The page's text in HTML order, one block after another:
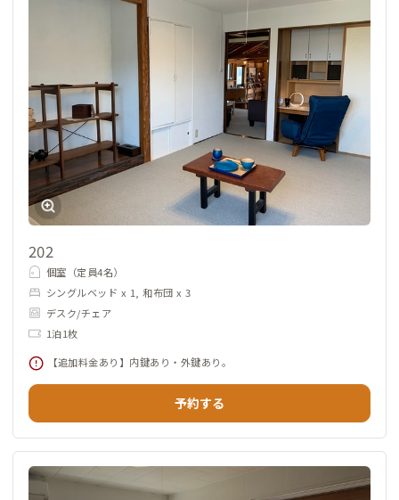
202
個室（定員4名）
シングルベッド x 1, 和布団 x 3
デスク/チェア
1泊1枚
【追加料金あり】内鍵あり・外鍵あり。
予約する